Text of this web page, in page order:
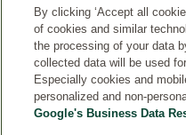
By clicking ‘Accept all
of cookies and similar
the processing of your data
collected data will be used
Especially cookies and
personalized and non-
Google's Business Data